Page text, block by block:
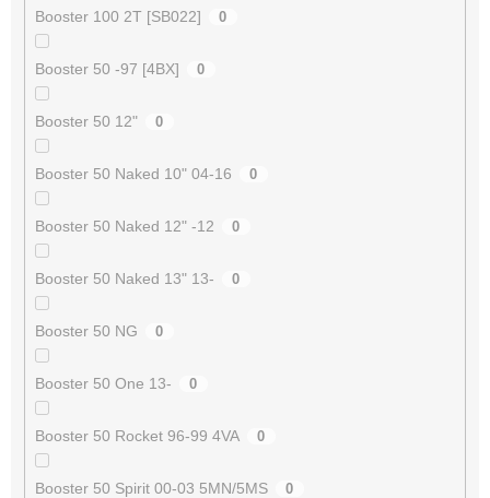
Booster 100 2T [SB022] 0
Booster 50 -97 [4BX] 0
Booster 50 12" 0
Booster 50 Naked 10" 04-16 0
Booster 50 Naked 12" -12 0
Booster 50 Naked 13" 13- 0
Booster 50 NG 0
Booster 50 One 13- 0
Booster 50 Rocket 96-99 4VA 0
Booster 50 Spirit 00-03 5MN/5MS 0